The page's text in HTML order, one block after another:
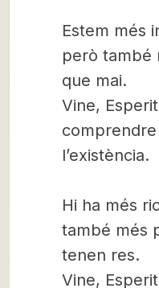
Estem més
però també
que mai.
Vine,
l’existència.
Hi ha més
també més
tenen res.
Vine, Esperit